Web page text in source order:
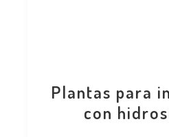
Plantas para
con